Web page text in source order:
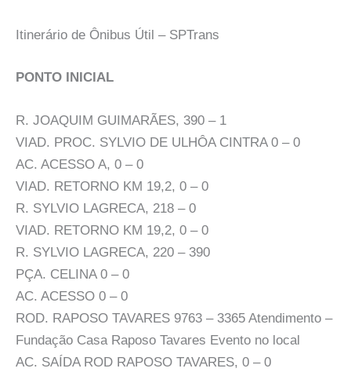
Itinerário de Ônibus Útil – SPTrans
PONTO INICIAL
R. JOAQUIM GUIMARÃES, 390 – 1
VIAD. PROC. SYLVIO DE ULHÔA CINTRA 0 – 0
AC. ACESSO A, 0 – 0
VIAD. RETORNO KM 19,2, 0 – 0
R. SYLVIO LAGRECA, 218 – 0
VIAD. RETORNO KM 19,2, 0 – 0
R. SYLVIO LAGRECA, 220 – 390
PÇA. CELINA 0 – 0
AC. ACESSO 0 – 0
ROD. RAPOSO TAVARES 9763 – 3365 Atendimento –
Fundação Casa Raposo Tavares Evento no local
AC. SAÍDA ROD RAPOSO TAVARES, 0 – 0